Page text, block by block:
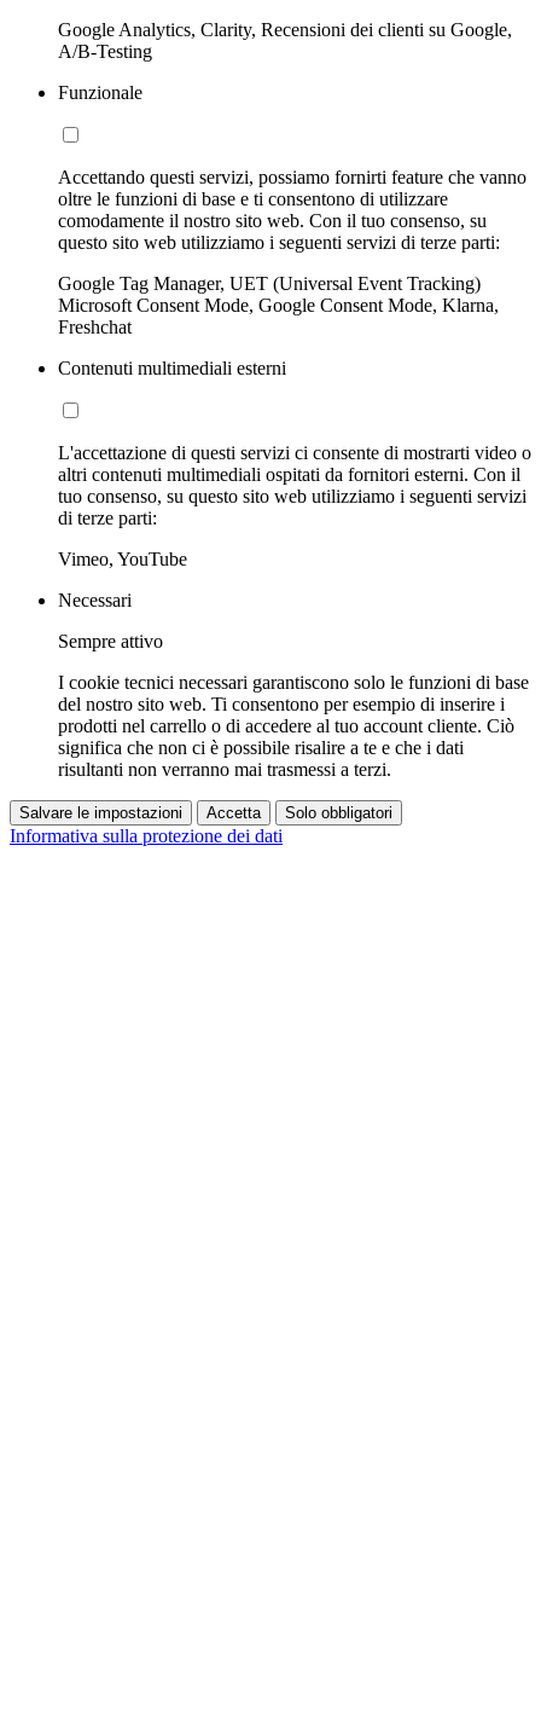
Google Analytics, Clarity, Recensioni dei clienti su Google,
A/B-Testing
Funzionale
Accettando questi servizi, possiamo fornirti feature che vanno
oltre le funzioni di base e ti consentono di utilizzare
comodamente il nostro sito web. Con il tuo consenso, su
questo sito web utilizziamo i seguenti servizi di terze parti:
Google Tag Manager, UET (Universal Event Tracking)
Microsoft Consent Mode, Google Consent Mode, Klarna,
Freshchat
Contenuti multimediali esterni
L'accettazione di questi servizi ci consente di mostrarti video o
altri contenuti multimediali ospitati da fornitori esterni. Con il
tuo consenso, su questo sito web utilizziamo i seguenti servizi
di terze parti:
Vimeo, YouTube
Necessari
Sempre attivo
I cookie tecnici necessari garantiscono solo le funzioni di base
del nostro sito web. Ti consentono per esempio di inserire i
prodotti nel carrello o di accedere al tuo account cliente. Ciò
significa che non ci è possibile risalire a te e che i dati
risultanti non verranno mai trasmessi a terzi.
Salvare le impostazioni Accetta Solo obbligatori
Informativa sulla protezione dei dati